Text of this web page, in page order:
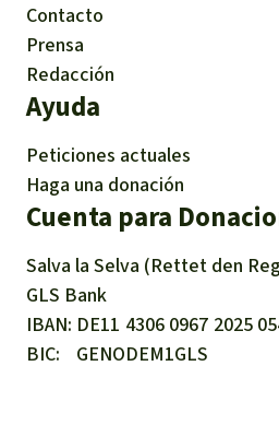
Contacto
Prensa
Redacción
Ayuda
Peticiones actuales
Haga una donación
Cuenta para
Salva la Selva (Rettet den
GLS Bank
IBAN DE11 4306 0967 2025
BIC
GENODEM1GLS